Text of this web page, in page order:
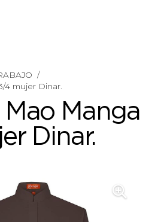
/
4 mujer Dinar.
Manga
Dinar.